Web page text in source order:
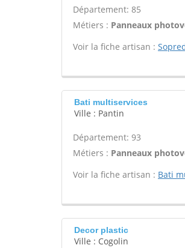
Département: 85
Métiers : Panneaux
Voir la fiche artisan :
Bati multiservices
Ville : Pantin
Département: 93
Métiers : Panneaux
Voir la fiche artisan : Bati
Decor plastic
Ville : Cogolin